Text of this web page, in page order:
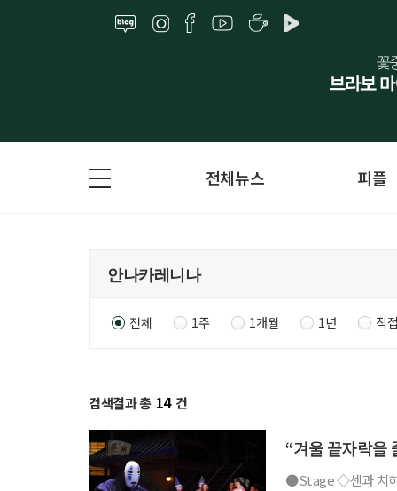
전체뉴스 피플
전체 1주 1개월 1년 직
검색결과 총 14 건
“겨울 끝자락을
●Stage ◇센과 치히로의 행방불명 일정 3월 22일까지 장소 예술의전당 오페라극장 연출